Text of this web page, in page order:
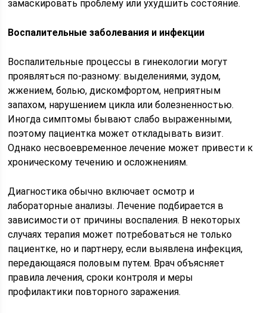
замаскировать проблему или ухудшить состояние.
Воспалительные заболевания и инфекции
Воспалительные процессы в гинекологии могут
проявляться по-разному: выделениями, зудом,
жжением, болью, дискомфортом, неприятным
запахом, нарушением цикла или болезненностью.
Иногда симптомы бывают слабо выраженными,
поэтому пациентка может откладывать визит.
Однако несвоевременное лечение может привести к
хроническому течению и осложнениям.
Диагностика обычно включает осмотр и
лабораторные анализы. Лечение подбирается в
зависимости от причины воспаления. В некоторых
случаях терапия может потребоваться не только
пациентке, но и партнеру, если выявлена инфекция,
передающаяся половым путем. Врач объясняет
правила лечения, сроки контроля и меры
профилактики повторного заражения.